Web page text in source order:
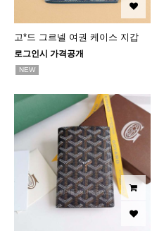
고*드 그르넬 여권 케이스 지갑
로그인시 가격공개
NEW